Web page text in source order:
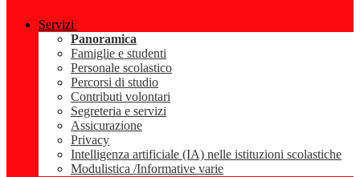
Servizi
Panoramica
Famiglie e studenti
Personale scolastico
Percorsi di studio
Contributi volontari
Segreteria e servizi
Assicurazione
Privacy
Intelligenza artificiale (IA) nelle istituzioni scolastiche
Modulistica /Informative varie